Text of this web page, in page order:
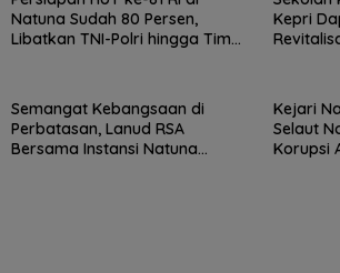
Natuna Sudah 80 Persen,
Libatkan TNI-Polri hingga Tim
Kepri
Semangat Kebangsaan di
Perbatasan, Lanud RSA
Bersama Instansi Natuna
Kejari
Selaut
Korupsi